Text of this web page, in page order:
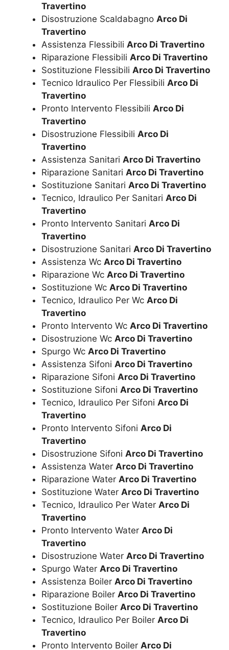
Travertino
Disostruzione Scaldabagno Arco Di
Travertino
Assistenza Flessibili Arco Di Travertino
Riparazione Flessibili Arco Di Travertino
Sostituzione Flessibili Arco Di Travertino
Tecnico Idraulico Per Flessibili Arco Di
Travertino
Pronto Intervento Flessibili Arco Di
Travertino
Disostruzione Flessibili Arco Di
Travertino
Assistenza Sanitari Arco Di Travertino
Riparazione Sanitari Arco Di Travertino
Sostituzione Sanitari Arco Di Travertino
Tecnico, Idraulico Per Sanitari Arco Di
Travertino
Pronto Intervento Sanitari Arco Di
Travertino
Disostruzione Sanitari Arco Di Travertino
Assistenza Wc Arco Di Travertino
Riparazione Wc Arco Di Travertino
Sostituzione Wc Arco Di Travertino
Tecnico, Idraulico Per Wc Arco Di
Travertino
Pronto Intervento Wc Arco Di Travertino
Disostruzione Wc Arco Di Travertino
Spurgo Wc Arco Di Travertino
Assistenza Sifoni Arco Di Travertino
Riparazione Sifoni Arco Di Travertino
Sostituzione Sifoni Arco Di Travertino
Tecnico, Idraulico Per Sifoni Arco Di
Travertino
Pronto Intervento Sifoni Arco Di
Travertino
Disostruzione Sifoni Arco Di Travertino
Assistenza Water Arco Di Travertino
Riparazione Water Arco Di Travertino
Sostituzione Water Arco Di Travertino
Tecnico, Idraulico Per Water Arco Di
Travertino
Pronto Intervento Water Arco Di
Travertino
Disostruzione Water Arco Di Travertino
Spurgo Water Arco Di Travertino
Assistenza Boiler Arco Di Travertino
Riparazione Boiler Arco Di Travertino
Sostituzione Boiler Arco Di Travertino
Tecnico, Idraulico Per Boiler Arco Di
Travertino
Pronto Intervento Boiler Arco Di